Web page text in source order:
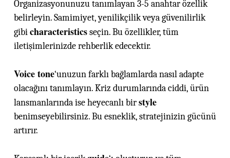
Organizasyonunuzu tanımlayan 3-5 anahtar özellik
belirleyin. Samimiyet, yenilikçilik veya güvenilirlik
gibicharacteristicsseçin. Bu özellikler, tüm
iletişimlerinizde rehberlik edecektir.
Voice tone‘unuzun farklı bağlamlarda nasıl adapte
olacağını tanımlayın. Kriz durumlarında ciddi, ürün
lansmanlarında ise heyecanlı birstyle
benimseyebilirsiniz. Bu esneklik, stratejinizin gücünü
artırır.